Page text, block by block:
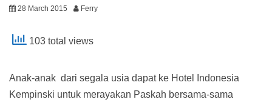
28 March 2015 Ferry
103 total views
Anak-anak dari segala usia dapat ke Hotel Indonesia
Kempinski untuk merayakan Paskah bersama-sama